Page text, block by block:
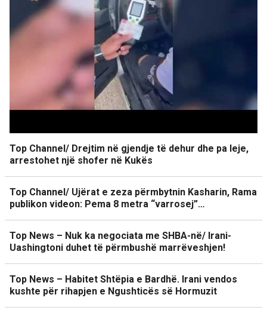
Top Channel/ Drejtim në gjendje të dehur dhe pa leje,
arrestohet një shofer në Kukës
Top Channel/ Ujërat e zeza përmbytnin Kasharin, Rama
publikon videon: Pema 8 metra “varrosej”…
Top News – Nuk ka negociata me SHBA-në/ Irani-
Uashingtoni duhet të përmbushë marrëveshjen!
Top News – Habitet Shtëpia e Bardhë. Irani vendos
kushte për rihapjen e Ngushticës së Hormuzit